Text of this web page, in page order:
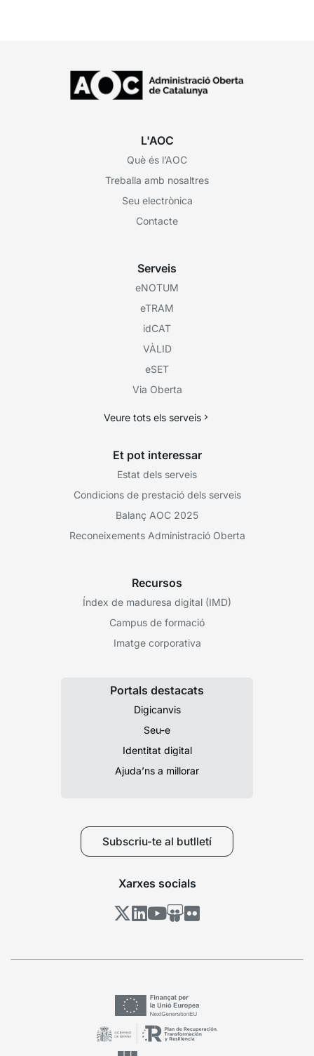
L'AOC
Què és l’AOC
Treballa amb nosaltres
Seu electrònica
Contacte
Serveis
eNOTUM
eTRAM
idCAT
VÀLID
eSET
Via Oberta
Veure tots els serveis
Et pot interessar
Estat dels serveis
Condicions de prestació dels serveis
Balanç AOC 2025
Reconeixements Administració Oberta
Recursos
Índex de maduresa digital (IMD)
Campus de formació
Imatge corporativa
Portals destacats
Digicanvis
Seu-e
Identitat digital
Ajuda’ns a millorar
Subscriu-te al butlletí
Xarxes socials